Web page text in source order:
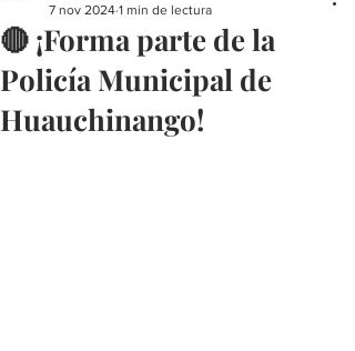
🔴 ¡Forma parte de la
Policía Municipal de
Huauchinango!
7 nov 2024 1 min de lectura